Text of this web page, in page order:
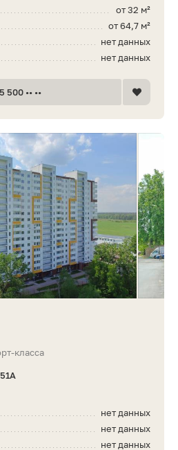
от 32 м²
от 64,7 м²
нет данных
нет данных
500 •• ••
класса
нет данных
нет данных
нет данных